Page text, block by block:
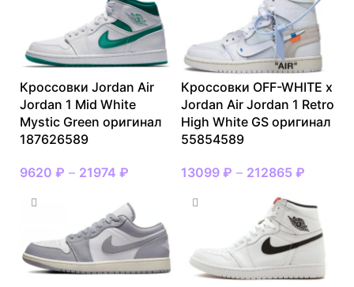
Кроссовки Jordan Air
Jordan 1 Mid White
Mystic Green оригинал
187626589
9620 ₽ – 21974 ₽
Кроссовки OFF-WHITE x
Jordan Air Jordan 1 Retro
High White GS оригинал
55854589
13099 ₽ – 212865 ₽